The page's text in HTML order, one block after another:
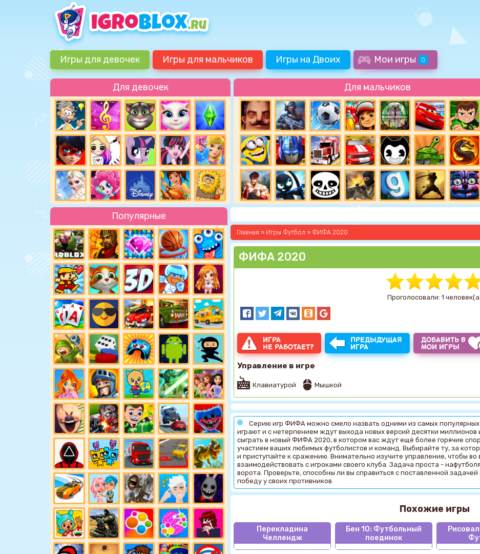
Игры для девочек Игры для мальчиков Игры на Двоих Мои игры 0
Для девочек Для мальчиков
Популярные
Главная » Игры Футбол » ФИФА 2020
ФИФА 2020
Проголосовали: 1
ИГРА
НЕ РАБОТАЕТ?
ПРЕДЫДУЩАЯ
ИГРА
ДОБАВИТЬ В
МОИ ИГРЫ
Управление в игре
Клавиатурой Мышкой
Серию игр ФИФА можно смело назвать одними из самых
играют и с нетерпением ждут выхода новых версий десятки
сыграть в новый ФИФА 2020, в котором вас ждут ещё более горячие
участием ваших любимых футболистов и команд. Выбирайте ту, за
и приступайте к сражению. Внимательно изучите управление, чтобы во
взаимодействовать с игроками своего клуба. Задача проста -
ворота. Проверьте, способны ли вы справиться с поставленной
победу у своих противников.
Похожие игры
Перекладина
Челлендж
Бен 10: Футбольный
поединок